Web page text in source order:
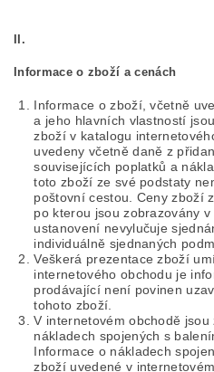
II.
Informace o zboží a cenách
Informace o zboží, včetně
a jeho hlavních vlastností
zboží v katalogu
uvedeny včetně daně z
souvisejících poplatků a
toto zboží ze své podstaty
poštovní cestou. Ceny zboží
po kterou jsou zobrazovány
ustanovení nevylučuje
individuálně sjednaných
Veškerá prezentace zboží
internetového obchodu je
prodávající není povinen
tohoto zboží.
V internetovém obchodě
nákladech spojených s
Informace o nákladech
zboží uvedené v